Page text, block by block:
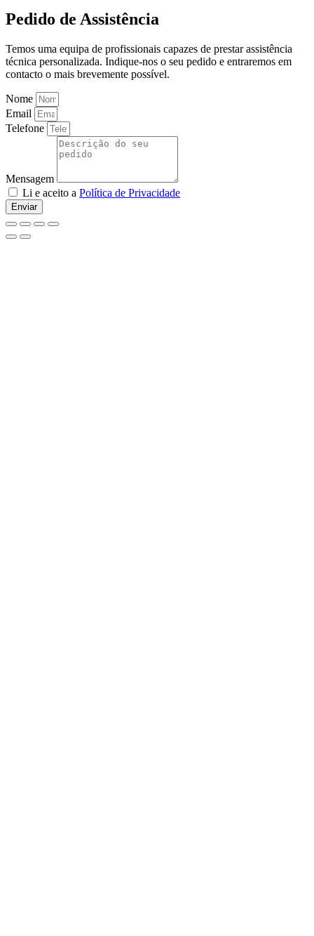
Pedido de Assistência
Temos uma equipa de profissionais capazes de prestar assistência
técnica personalizada. Indique-nos o seu pedido e entraremos em
contacto o mais brevemente possível.
Nome
Email
Telefone
Mensagem
Li e aceito a Política de Privacidade
Enviar